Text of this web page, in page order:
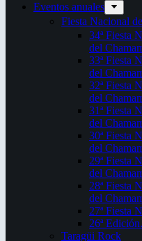
Eventos anuales
Fiesta Nacional
34ª Fiesta
del
33ª Fiesta
del
32ª Fiesta
del
31ª Fiesta
del
30ª Fiesta
del
29ª Fiesta
del
28ª Fiesta
del
27ª Fiesta
26ª
Taragüi Rock